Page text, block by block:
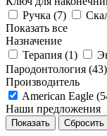
Ручка (7)
Показать все
Назначение
Терапия (1)
Пародонтология (43)
Производитель
American Eagle (
Наши предложения
Сбросить